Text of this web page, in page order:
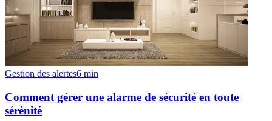
Gestion des alertes6 min
Comment gérer une alarme de sécurité en toute
sérénité